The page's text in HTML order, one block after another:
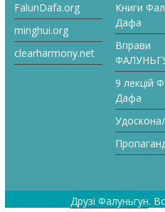
FalunDafa.org
minghui.org
clearharmony.net
Книги
Дафа
Вправи
9 лекцій
Дафа
Друзі Фалуньгун.